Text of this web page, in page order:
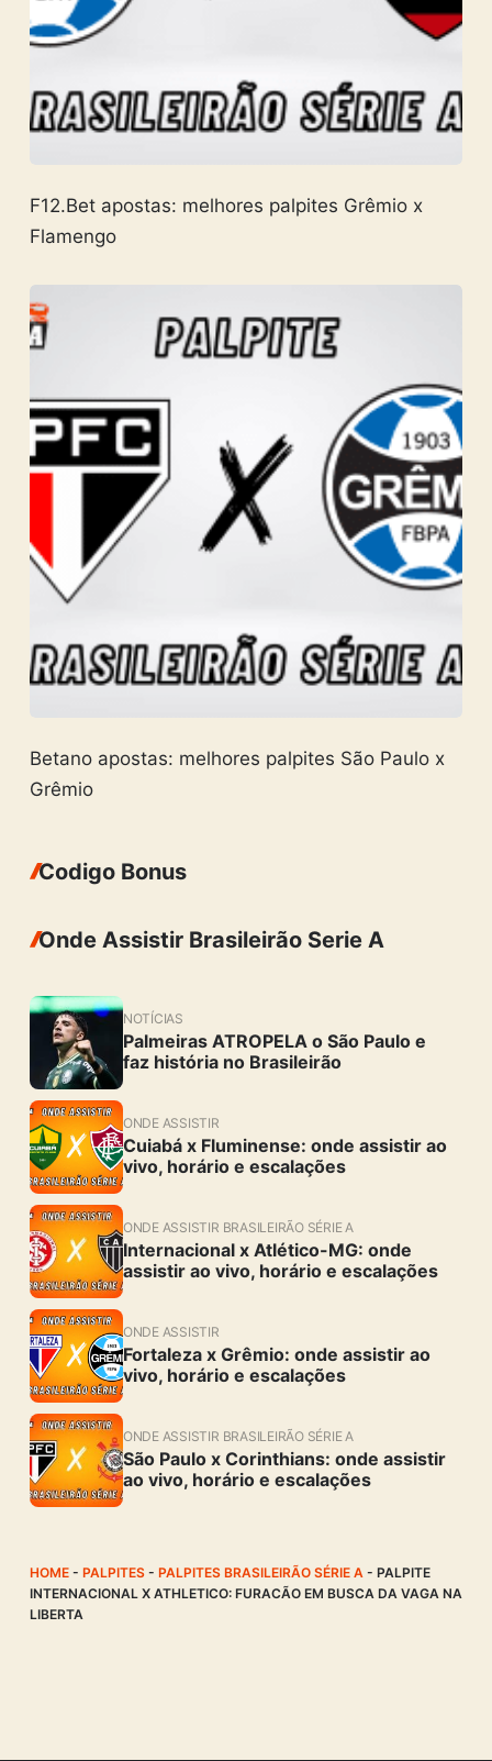
F12.Bet apostas: melhores palpites Grêmio x
Flamengo
Betano apostas: melhores palpites São Paulo x
Grêmio
Codigo Bonus
Onde Assistir Brasileirão Serie A
NOTÍCIAS
Palmeiras ATROPELA o São Paulo e
faz história no Brasileirão
ONDE ASSISTIR
Cuiabá x Fluminense: onde assistir ao
vivo, horário e escalações
ONDE ASSISTIR BRASILEIRÃO SÉRIE A
Internacional x Atlético-MG: onde
assistir ao vivo, horário e escalações
ONDE ASSISTIR
Fortaleza x Grêmio: onde assistir ao
vivo, horário e escalações
ONDE ASSISTIR BRASILEIRÃO SÉRIE A
São Paulo x Corinthians: onde assistir
ao vivo, horário e escalações
HOME- PALPITES- PALPITES BRASILEIRÃO SÉRIE A - PALPITE
INTERNACIONAL X ATHLETICO: FURACÃO EM BUSCA DA VAGA NA
LIBERTA